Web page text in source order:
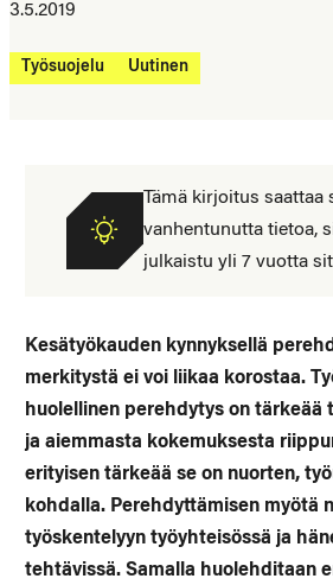
3.5.2019
Työsuojelu Uutinen
Tämä kirjoitus saattaa
vanhentunutta tietoa,
julkaistu yli 7 vuotta
Kesätyökauden kynnyksellä
merkitystä ei voi liikaa korostaa.
huolellinen perehdytys on tärkeää
ja aiemmasta kokemuksesta
erityisen tärkeää se on nuorten,
kohdalla. Perehdyttämisen myötä
työskentelyyn työyhteisössä ja
tehtävissä. Samalla huolehditaan